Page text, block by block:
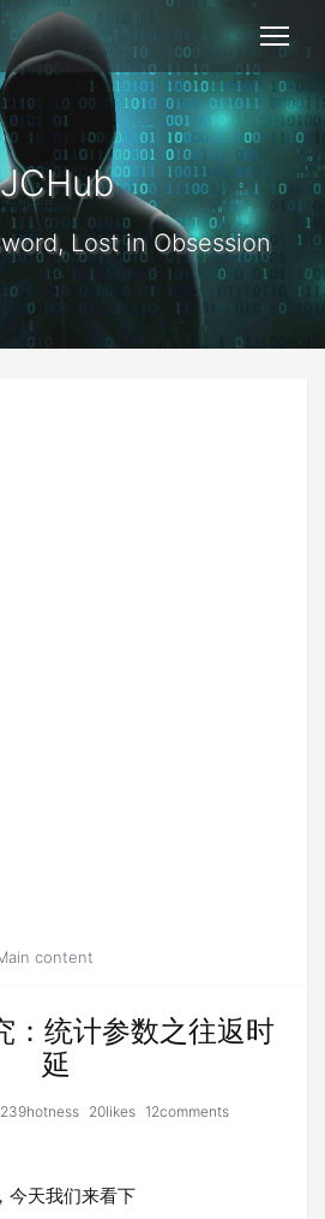
JCHub
Lost in Obsession
content
：统计参数之往返时
延
20likes 12comments
今天我们来看下